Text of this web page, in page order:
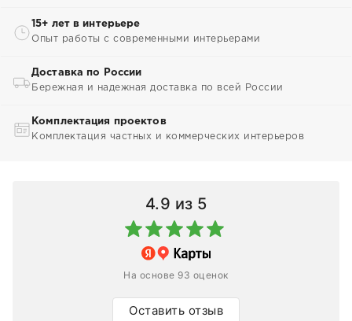
15+ лет в интерьере
Опыт работы с современными интерьерами
Доставка по России
Бережная и надежная доставка по всей России
Комплектация проектов
Комплектация частных и коммерческих интерьеров
4.9 из 5
На основе 93 оценок
Оставить отзыв